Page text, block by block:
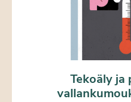
Tekoäly ja